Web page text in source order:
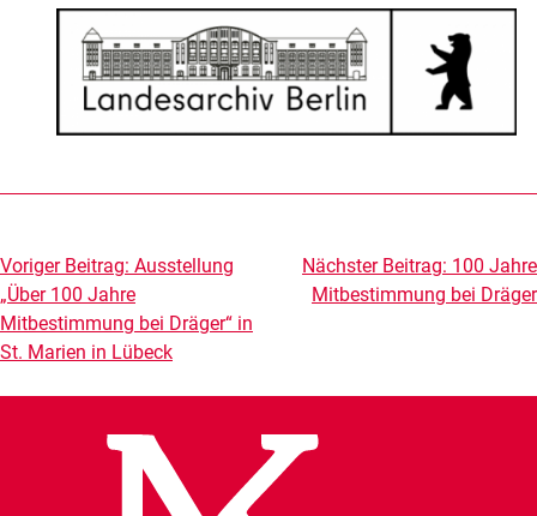
Beitragsnavigation
Voriger Beitrag: Ausstellung
„Über 100 Jahre
Mitbestimmung bei Dräger“ in
St. Marien in Lübeck
Nächster Beitrag: 100 Jahre
Mitbestimmung bei Dräger